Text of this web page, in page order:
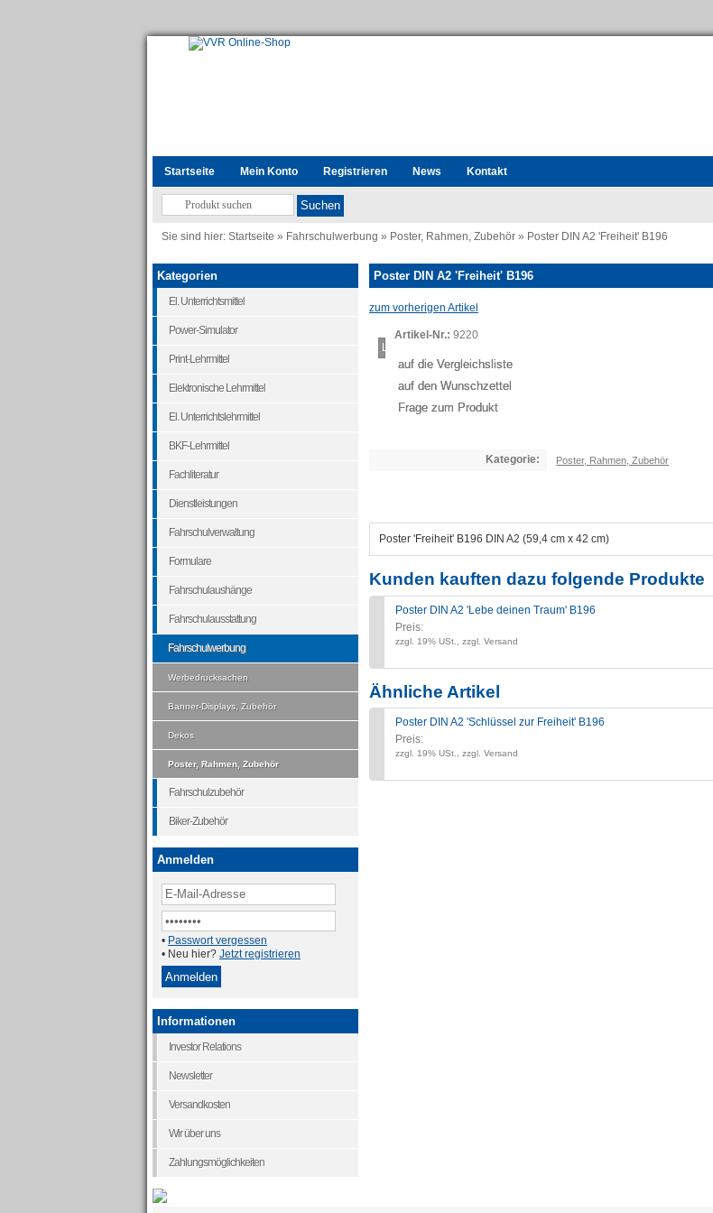
Startseite Mein Konto Registrieren News Kontakt
Sie sind hier: Startseite » Fahrschulwerbung » Poster, Rahmen, Zubehör » Poster DIN A2 'Freiheit' B196
Poster DIN A2 'Freiheit' B196
zum vorherigen Artikel
Loading...
Artikel-Nr.: 9220
auf die Vergleichsliste
auf den Wunschzettel
Frage zum Produkt
Kategorie: Poster, Rahmen, Zubehör
Poster 'Freiheit' B196 DIN A2 (59,4 cm x 42 cm)
Kunden kauften dazu folgende Produkte
Poster DIN A2 'Lebe deinen Traum' B196
Preis:
zzgl. 19% USt., zzgl. Versand
Ähnliche Artikel
Poster DIN A2 'Schlüssel zur Freiheit' B196
Preis:
zzgl. 19% USt., zzgl. Versand
Kategorien
El. Unterrichtsmittel
Power-Simulator
Print-Lehrmittel
Elektronische Lehrmittel
El. Unterrichtslehrmittel
BKF-Lehrmittel
Fachliteratur
Dienstleistungen
Fahrschulverwaltung
Formulare
Fahrschulaushänge
Fahrschulausstattung
Fahrschulwerbung
Werbedrucksachen
Banner-Displays, Zubehör
Dekos
Poster, Rahmen, Zubehör
Fahrschulzubehör
Biker-Zubehör
Anmelden
• Passwort vergessen
• Neu hier? Jetzt registrieren
Informationen
Investor Relations
Newsletter
Versandkosten
Wir über uns
Zahlungsmöglichkeiten